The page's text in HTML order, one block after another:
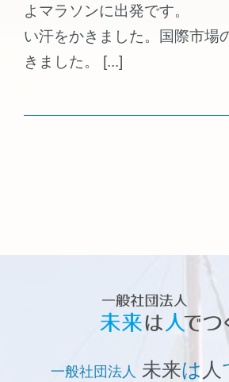
よマラソンに出発です。
い汗をかきました。国際市場
きました。 [...]
一般社団法人 未来は 人